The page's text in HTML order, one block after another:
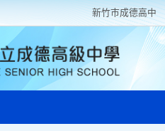
新竹巿成德高中